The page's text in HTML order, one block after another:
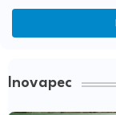
Inovapec